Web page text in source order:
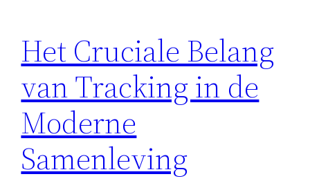
Het Cruciale Belang
van Tracking in de
Moderne
Samenleving